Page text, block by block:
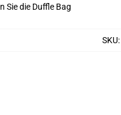
Sie die Duffle Bag
SKU: